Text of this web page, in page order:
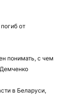
от
понимать, с чем
в Беларуси,